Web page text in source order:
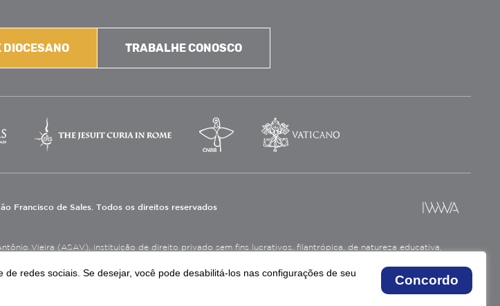
DIOCESANO TRABALHE CONOSCO
Francisco de Sales. Todos os direitos reservados
Vieira (ASAV), instituição de direito privado sem fins lucrativos, filantrópica, de natureza educativa,
redes sociais. Se desejar, você pode desabilitá-los nas configurações de seu
Concordo